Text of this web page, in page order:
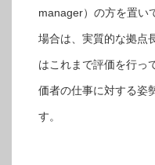
manager）の方を置い
場合は、実質的な拠点
はこれまで評価を行っ
価者の仕事に対する姿
す。